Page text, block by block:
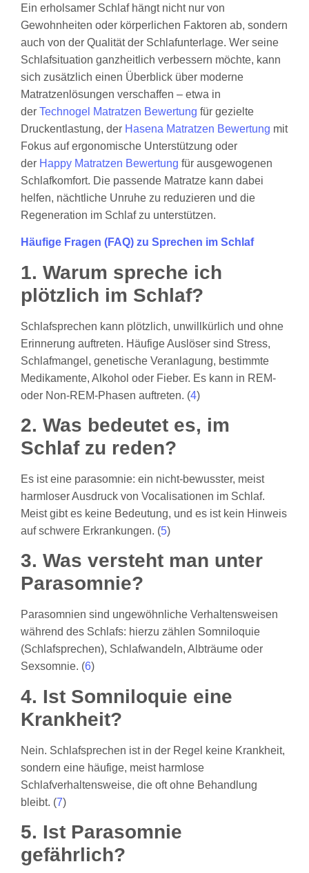
Ein erholsamer Schlaf hängt nicht nur von
Gewohnheiten oder körperlichen Faktoren ab, sondern
auch von der Qualität der Schlafunterlage. Wer seine
Schlafsituation ganzheitlich verbessern möchte, kann
sich zusätzlich einen Überblick über moderne
Matratzenlösungen verschaffen – etwa in
der Technogel Matratzen Bewertung für gezielte
Druckentlastung, der Hasena Matratzen Bewertung mit
Fokus auf ergonomische Unterstützung oder
der Happy Matratzen Bewertung für ausgewogenen
Schlafkomfort. Die passende Matratze kann dabei
helfen, nächtliche Unruhe zu reduzieren und die
Regeneration im Schlaf zu unterstützen.
Häufige Fragen (FAQ) zu Sprechen im Schlaf
1. Warum spreche ich
plötzlich im Schlaf?
Schlafsprechen kann plötzlich, unwillkürlich und ohne
Erinnerung auftreten. Häufige Auslöser sind Stress,
Schlafmangel, genetische Veranlagung, bestimmte
Medikamente, Alkohol oder Fieber. Es kann in REM-
oder Non-REM-Phasen auftreten. (4)
2. Was bedeutet es, im
Schlaf zu reden?
Es ist eine parasomnie: ein nicht-bewusster, meist
harmloser Ausdruck von Vocalisationen im Schlaf.
Meist gibt es keine Bedeutung, und es ist kein Hinweis
auf schwere Erkrankungen. (5)
3. Was versteht man unter
Parasomnie?
Parasomnien sind ungewöhnliche Verhaltensweisen
während des Schlafs: hierzu zählen Somniloquie
(Schlafsprechen), Schlafwandeln, Albträume oder
Sexsomnie. (6)
4. Ist Somniloquie eine
Krankheit?
Nein. Schlafsprechen ist in der Regel keine Krankheit,
sondern eine häufige, meist harmlose
Schlafverhaltensweise, die oft ohne Behandlung
bleibt. (7)
5. Ist Parasomnie
gefährlich?